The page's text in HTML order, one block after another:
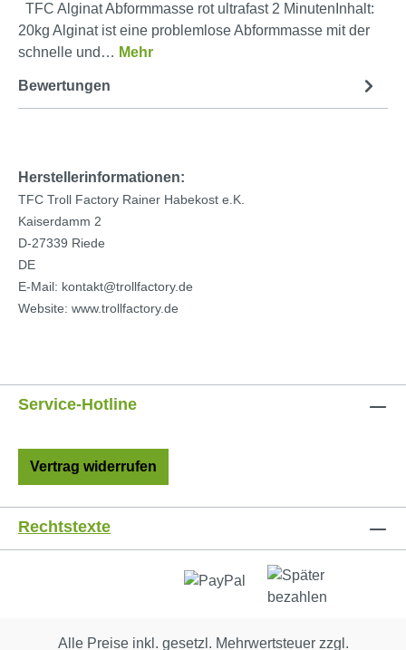
TFC Alginat Abformmasse rot ultrafast 2 MinutenInhalt:
20kg Alginat ist eine problemlose Abformmasse mit der
schnelle und… Mehr
Bewertungen
Herstellerinformationen:
TFC Troll Factory Rainer Habekost e.K.
Kaiserdamm 2
D-27339 Riede
DE
E-Mail: kontakt@trollfactory.de
Website: www.trollfactory.de
Service-Hotline
Vertrag widerrufen
Rechtstexte
Alle Preise inkl. gesetzl. Mehrwertsteuer zzgl.